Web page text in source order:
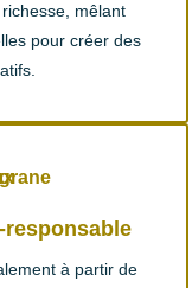
mêlant
pour créer des
à partir de